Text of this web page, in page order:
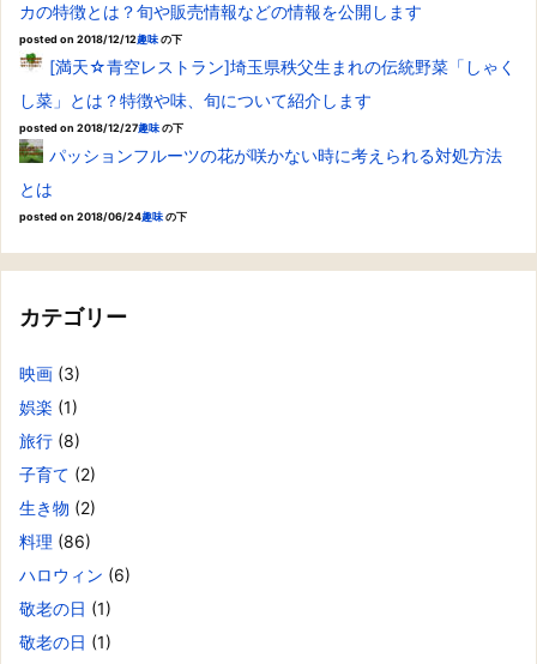
カの特徴とは？旬や販売情報などの情報を公開します
posted on 2018/12/12趣味の下
[満天☆青空レストラン]埼玉県秩父生まれの伝統野菜「しゃく
し菜」とは？特徴や味、旬について紹介します
posted on 2018/12/27趣味の下
パッションフルーツの花が咲かない時に考えられる対処方法
とは
posted on 2018/06/24趣味の下
カテゴリー
映画 (3)
娯楽 (1)
旅行 (8)
子育て (2)
生き物 (2)
料理 (86)
ハロウィン (6)
敬老の日 (1)
敬老の日 (1)